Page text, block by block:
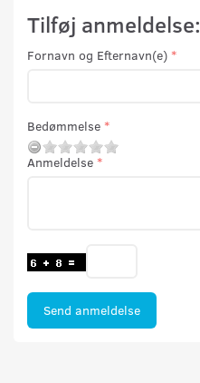
Tilføj anmeldelse:
Fornavn og Efternavn(e)
Bedømmelse
Anmeldelse
Send anmeldelse